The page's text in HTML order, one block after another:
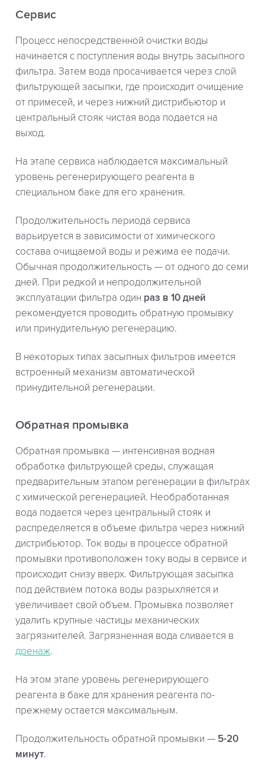
Сервис
Процесс непосредственной очистки воды
начинается с поступления воды внутрь засыпного
фильтра. Затем вода просачивается через слой
фильтрующей засыпки, где происходит очищение
от примесей, и через нижний дистрибьютор и
центральный стояк чистая вода подается на
выход.
На этапе сервиса наблюдается максимальный
уровень регенерирующего реагента в
специальном баке для его хранения.
Продолжительность периода сервиса
варьируется в зависимости от химического
состава очищаемой воды и режима ее подачи.
Обычная продолжительность — от одного до семи
дней. При редкой и непродолжительной
эксплуатации фильтра один раз в 10 дней
рекомендуется проводить обратную промывку
или принудительную регенерацию.
В некоторых типах засыпных фильтров имеется
встроенный механизм автоматической
принудительной регенерации.
Обратная промывка
Обратная промывка — интенсивная водная
обработка фильтрующей среды, служащая
предварительным этапом регенерации в фильтрах
с химической регенерацией. Необработанная
вода подается через центральный стояк и
распределяется в объеме фильтра через нижний
дистрибьютор. Ток воды в процессе обратной
промывки противоположен току воды в сервисе и
происходит снизу вверх. Фильтрующая засыпка
под действием потока воды разрыхляется и
увеличивает свой объем. Промывка позволяет
удалить крупные частицы механических
загрязнителей. Загрязненная вода сливается в
дренаж.
На этом этапе уровень регенерирующего
реагента в баке для хранения реагента по-
прежнему остается максимальным.
Продолжительность обратной промывки — 5-20
минут.